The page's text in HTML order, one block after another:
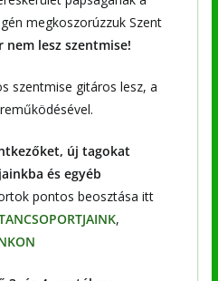
megkoszorúzzuk Szent
nem lesz szentmise!
szentmise gitáros lesz, a
új tagokat
és egyéb
pontos beosztása itt
,